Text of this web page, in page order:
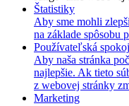
Štatistiky
Aby sme mohli
na základe spôsobu
Používateľská
Aby naša stránka
najlepšie. Ak tieto
z webovej stránky
Marketing